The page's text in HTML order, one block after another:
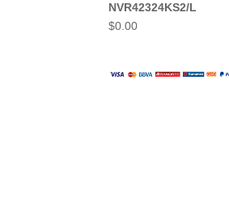
NVR42324KS2/L
$0.00